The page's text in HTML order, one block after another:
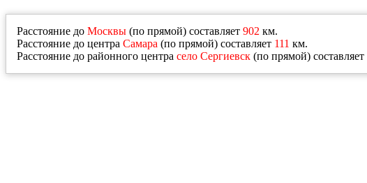
Расстояние до Москвы (по прямой) составляет 902 км.
Расстояние до центра Самара (по прямой) составляет 111 км.
Расстояние до районного центра село Сергиевск (по прямой) составляет